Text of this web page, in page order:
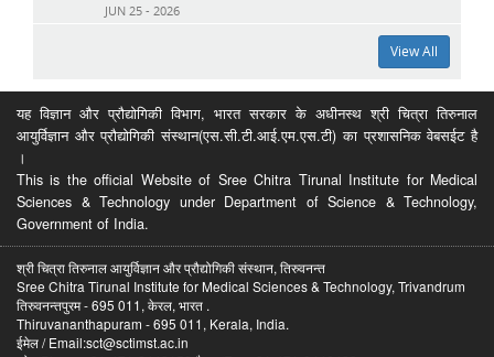
JUN 25 - 2026
View All
यह विज्ञान और प्रौद्योगिकी विभाग, भारत सरकार के अधीनस्थ श्री चित्रा तिरुनाल
आयुर्विज्ञान और प्रौद्योगिकी संस्थान(एस.सी.टी.आई.एम.एस.टी) का प्रशासनिक वेबसईट है
।
This is the official Website of Sree Chitra Tirunal Institute for Medical
Sciences & Technology under Department of Science & Technology,
Government of India.
श्री चित्रा तिरुनाल आयुर्विज्ञान और प्रौद्योगिकी संस्थान, तिरुवनन्त
Sree Chitra Tirunal Institute for Medical Sciences & Technology, Trivandrum
तिरुवनन्तपुरम - 695 011, केरल, भारत .
Thiruvananthapuram - 695 011, Kerala, India.
ईमेल / Email:sct@sctimst.ac.in